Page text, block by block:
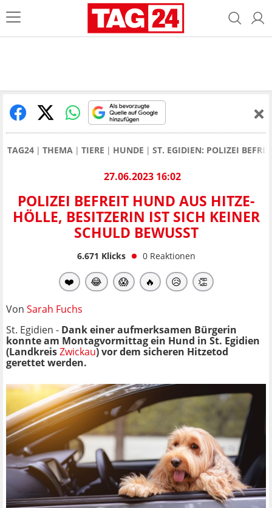
TAG24 THEMA TIERE HUNDE ST. EGIDIEN: POLIZEI
27.06.2023 16:02
POLIZEI BEFREIT HUND AUS HITZE-
HÖLLE, BESITZERIN IST SICH KEINER
SCHULD BEWUSST
6.671 Klicks 0 Reaktionen
❤️ 😂 😱 🔥 😥 👏
Von Sarah Fuchs
St. Egidien - Dank einer aufmerksamen Bürgerin
konnte am Montagvormittag ein Hund in St. Egidien
(LandkreisZwickau) vor dem sicheren Hitzetod
gerettet werden.